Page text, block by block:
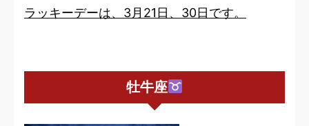
ラッキーデーは、3月21日、30日です。
牡牛座